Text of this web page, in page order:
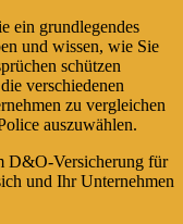
ein grundlegendes
und wissen, wie Sie
schützen
verschiedenen
zu vergleichen
auszuwählen.
D&O-Versicherung für
und Ihr Unternehmen